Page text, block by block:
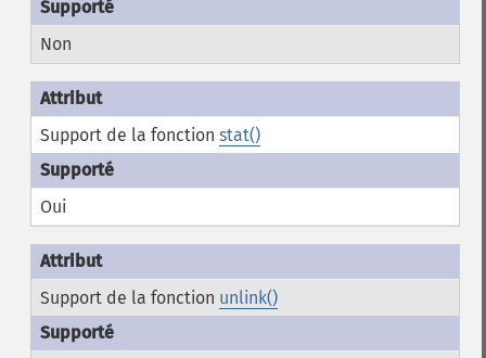
Non
Support de la fonction stat()
Oui
Support de la fonction unlink()